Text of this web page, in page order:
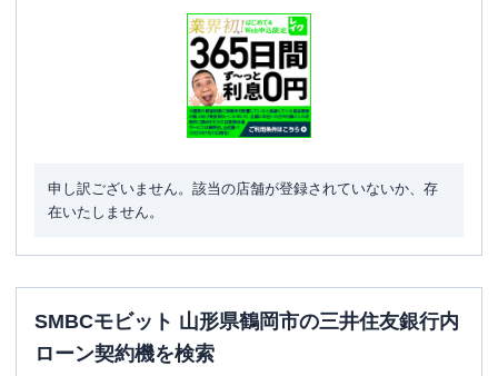
申し訳ございません。該当の店舗が登録されていないか、存
在いたしません。
SMBCモビット 山形県鶴岡市の三井住友銀行内
ローン契約機を検索